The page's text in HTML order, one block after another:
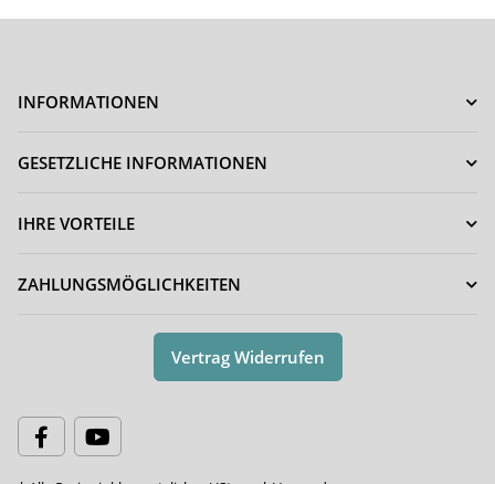
INFORMATIONEN
GESETZLICHE INFORMATIONEN
IHRE VORTEILE
ZAHLUNGSMÖGLICHKEITEN
Vertrag Widerrufen